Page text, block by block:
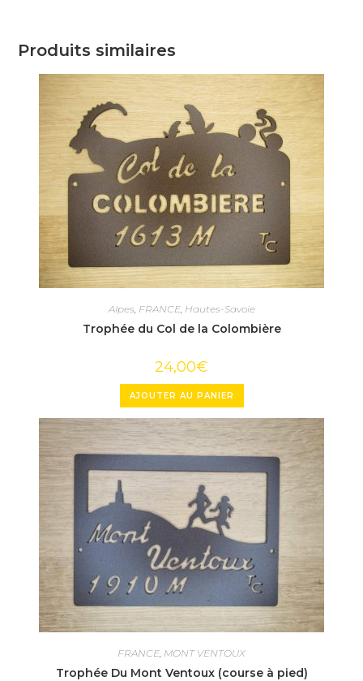
Produits similaires
Alpes, FRANCE, Hautes-Savoie
Trophée du Col de la Colombière
24,00€
AJOUTER AU PANIER
FRANCE MONT VENTOUX
Trophée Du Mont Ventoux (course à pied)